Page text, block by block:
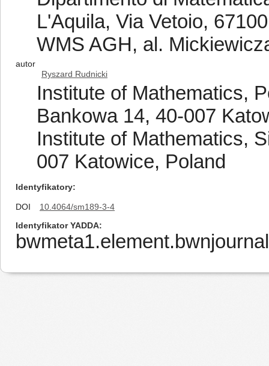
L'Aquila, Via Vetoio,
WMS AGH, al.
autor
Ryszard Rudnicki
Institute of Mathematics,
Bankowa 14, 40-007
Institute of Mathematics,
007 Katowice, Poland
Identyfikatory
DOI
10.4064/sm189-3-4
Identyfikator YADDA